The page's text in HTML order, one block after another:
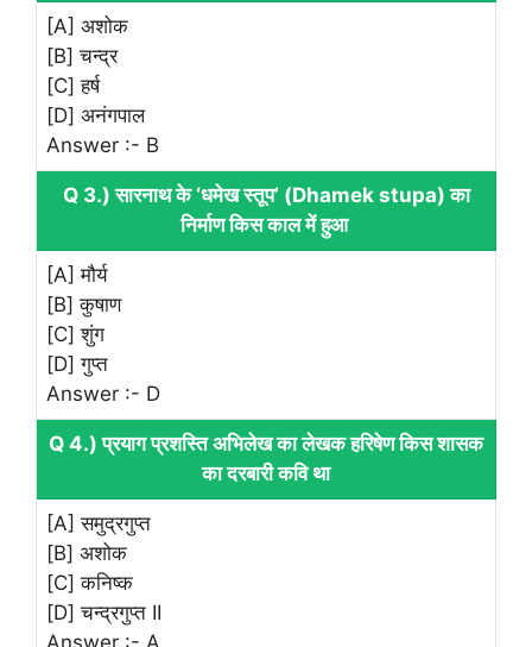
[A] अशोक
[B] चन्द्र
[C] हर्ष
[D] अनंगपाल
Answer :- B
Q 3.) सारनाथ के ‘धमेख स्तूप’ (Dhamek stupa) का
निर्माण किस काल में हुआ
[A] मौर्य
[B] कुषाण
[C] शुंग
[D] गुप्त
Answer :- D
Q 4.) प्रयाग प्रशस्ति अभिलेख का लेखक हरिषेण किस शासक
का दरबारी कवि था
[A] समुद्रगुप्त
[B] अशोक
[C] कनिष्क
[D] चन्द्रगुप्त II